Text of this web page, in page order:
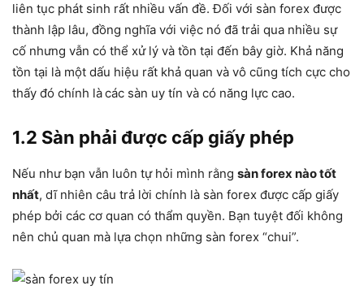
liên tục phát sinh rất nhiều vấn đề. Đối với sàn forex được
thành lập lâu, đồng nghĩa với việc nó đã trải qua nhiều sự
cố nhưng vẫn có thể xử lý và tồn tại đến bây giờ. Khả năng
tồn tại là một dấu hiệu rất khả quan và vô cũng tích cực cho
thấy đó chính làcác sàn uy tín và có năng lực cao.
1.2 Sàn phải được cấp giấy phép
Nếu như bạn vẫn luôn tự hỏi mình rằng sàn forex nào tốt
nhất, dĩ nhiên câu trả lời chính là sàn forex được cấp giấy
phép bởi các cơ quan có thẩm quyền. Bạn tuyệt đối không
nên chủ quan mà lựa chọn những sàn forex “chui”.